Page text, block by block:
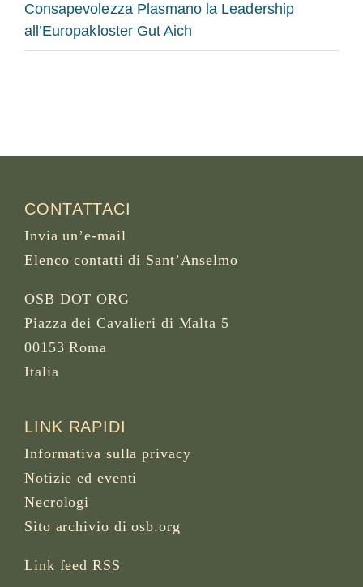
Consapevolezza Plasmano la Leadership
all’Europakloster Gut Aich
CONTATTACI
Invia un’e-mail
Elenco contatti di Sant’Anselmo
OSB DOT ORG
Piazza dei Cavalieri di Malta 5
00153 Roma
Italia
LINK RAPIDI
Informativa sulla privacy
Notizie ed eventi
Necrologi
Sito archivio di osb.org
Link feed RSS